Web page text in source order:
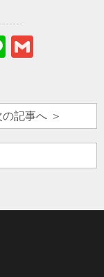
Line
の記事へ ＞